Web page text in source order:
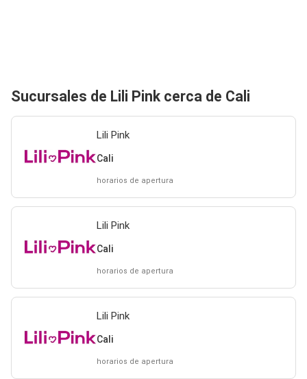
Sucursales de Lili Pink cerca de Cali
Lili Pink
Cali
horarios de apertura
Lili Pink
Cali
horarios de apertura
Lili Pink
Cali
horarios de apertura